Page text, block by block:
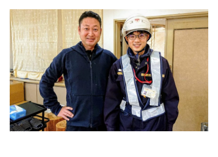
事務所アクセス
活動報告